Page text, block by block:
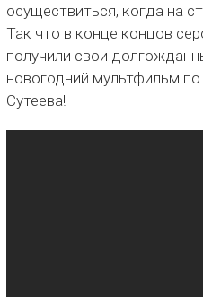
осуществиться, когда на
Так что в конце концов
получили свои
новогодний мультфильм
Сутеева!